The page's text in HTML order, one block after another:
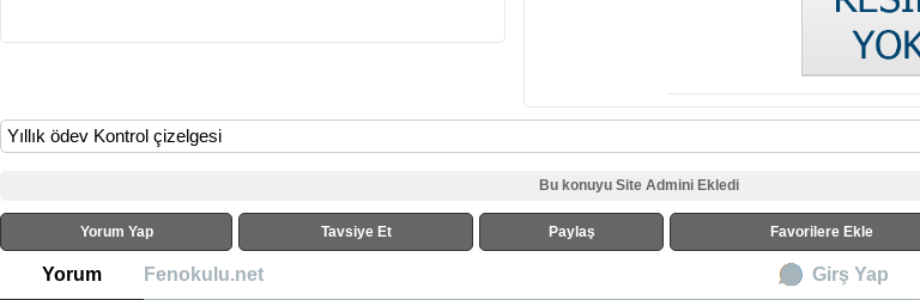
Yıllık ödev Kontrol çizelgesi
Bu konuyu Site Admini Ekledi
Yorum Yap Tavsiye Et Paylaş Favorilere Ekle
Yorum Fenokulu.net Girş Yap